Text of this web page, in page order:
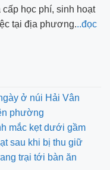
học phí, sinh hoạt
tại địa phương...đọc
ở núi Hải Vân
phường
mắc kẹt dưới gầm
sau khi bị thu giữ
trại tới bàn ăn